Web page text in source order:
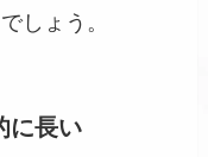
しょう。
に長い